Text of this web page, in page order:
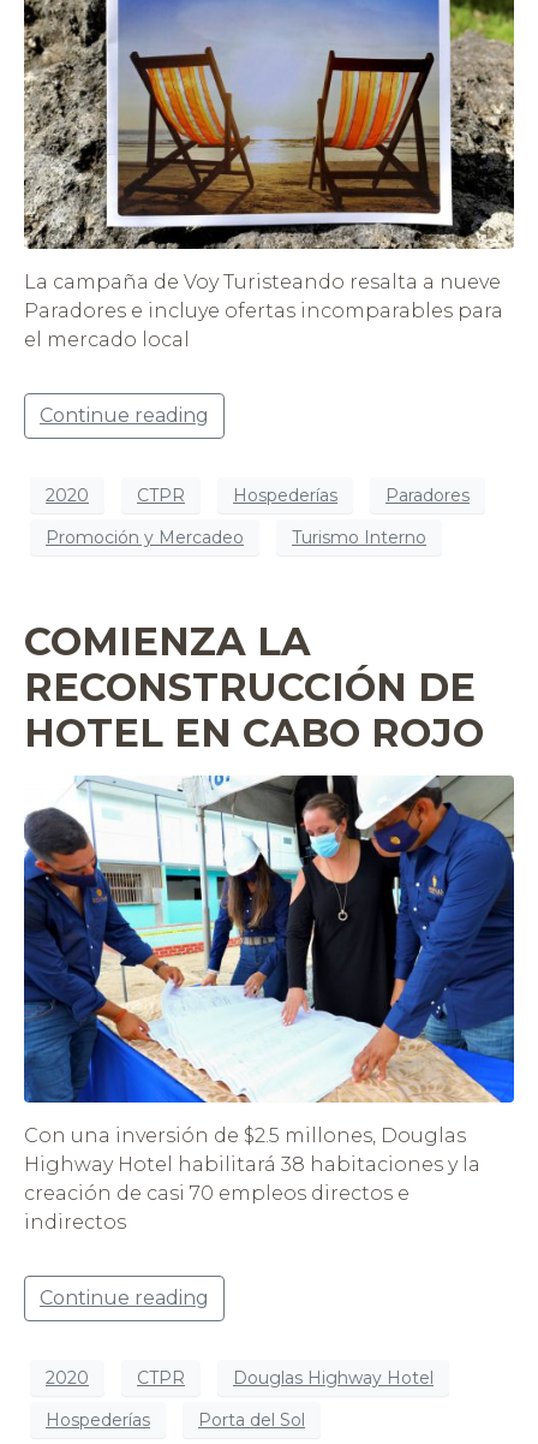
La campaña de Voy Turisteando resalta a nueve
Paradores e incluye ofertas incomparables para
el mercado local
Continue reading
2020 CTPR Hospederías
Paradores
Promoción y Mercadeo
Turismo Interno
COMIENZA LA
RECONSTRUCCIÓN DE
HOTEL EN CABO ROJO
Con una inversión de $2.5 millones, Douglas
Highway Hotel habilitará 38 habitaciones y la
creación de casi 70 empleos directos e
indirectos
Continue reading
2020 CTPR
Douglas Highway Hotel
Hospederías
Porta del Sol